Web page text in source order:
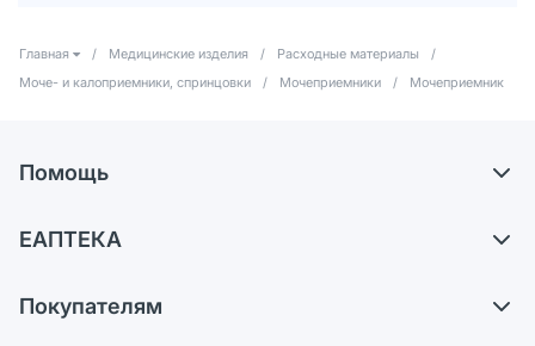
Главная / Медицинские изделия / Расходные материалы
/
Моче- и калоприемники, спринцовки
/ Мочеприемники / Мочеприемник
Помощь
Самовывоз из аптек
ЕАПТЕКА
Карьера
Покупателям